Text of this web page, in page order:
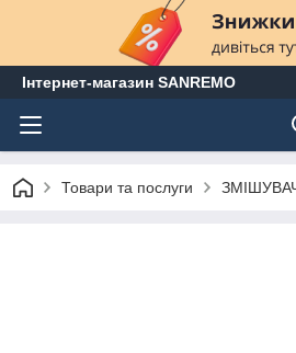
Інтернет-магазин SANREMO
Товари та послуги